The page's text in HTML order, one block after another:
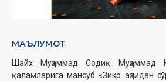
МАЪЛУМОТ
Шайх Муҳаммад Содиқ Муҳаммад
қаламларига мансуб «Зикр аҳлидан